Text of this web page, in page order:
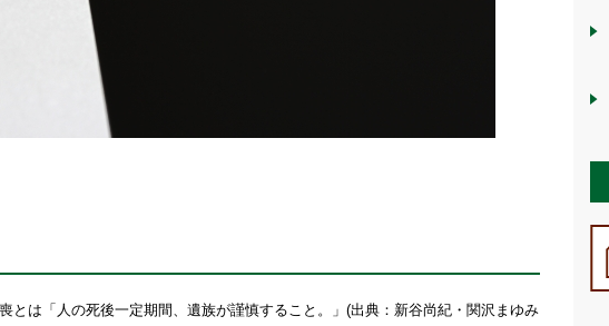
とは「人の死後一定期間、遺族が謹慎すること。」(出典：新谷尚紀・関沢まゆみ